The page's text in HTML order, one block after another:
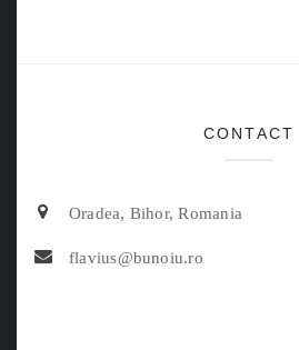
CONTACT
Oradea, Bihor, Romania
flavius@bunoiu.ro